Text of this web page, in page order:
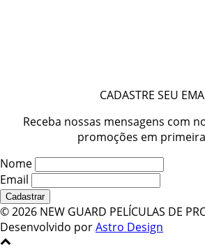
CADASTRE SEU
Receba nossas mensagens com
promoções em
Nome
Email
©2026 NEW GUARD PELÍCULAS DE
Desenvolvido porAstro Design